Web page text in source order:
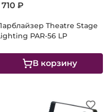
Theatre Stage
PAR-56 LP
710 ₽
В корзину